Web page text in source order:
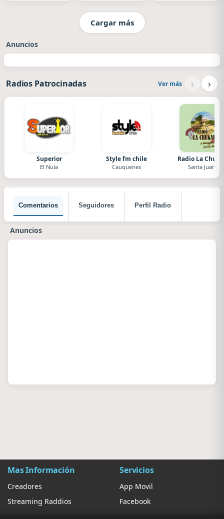
Cargar más
Anuncios
Radios Patrocinadas Ver más ‹ ›
Superior
El Nula
Style fm chile
Cauquenes
Radio La
Santa Juana
Comentarios Seguidores Perfil Radio
Anuncios
Mas Información
Creadores
Streaming Raddios
Servicios
App Movil
Facebook